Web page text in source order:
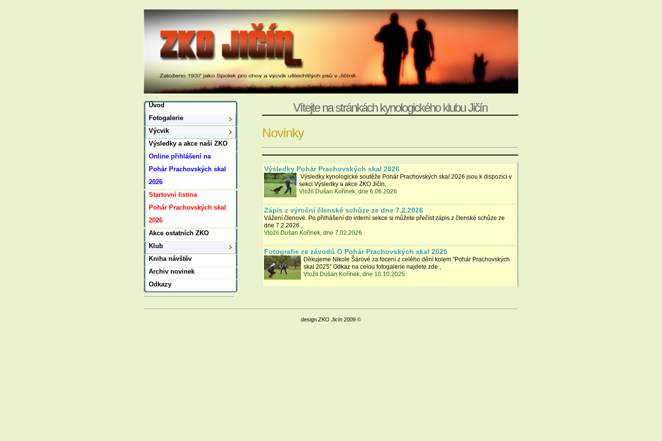
Vítejte na stránkách kynologického klubu Jičín
Novinky
Výsledky Pohár Prachovských skal 2026
Výsledky kynologické soutěže Pohár Prachovských skal 2026 jsou k dispozici v
sekci Výsledky a akce ZKO Jičín,
Vložil Dušan Kořínek, dne 6.06.2026
Zápis z výroční členské schůze ze dne 7.2.2026
Vážení členové. Po přilhášení do interní sekce si můžete přečíst zápis z členské schůze ze
dne 7.2.2026.,
Vložil Dušan Kořínek, dne 7.02.2026
Fotografie ze závodů O Pohár Prachovských skal 2025
Děkujeme Nikole Šárové za focení z celého dění kolem "Pohár Prachovských
skal 2025" Odkaz na celou fotogalerie najdete zde ,
Vložil Dušan Kořínek, dne 10.10.2025
Úvod
Fotogalerie
Výcvik
Výsledky a akce naší ZKO
Online přihlášení na
Pohár Prachovských skal
2026
Startovní listina
Pohár Prachovských skal
2026
Akce ostatních ZKO
Klub
Kniha návštěv
Archiv novinek
Odkazy
design ZKO Jicín 2009 ©